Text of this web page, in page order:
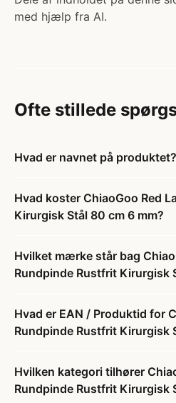
med hjælp fra AI.
Ofte stillede
Hvad er navnet på produktet?
Hvad koster ChiaoGoo Red
Kirurgisk Stål 80 cm 6 mm?
Hvilket mærke står bag
Rundpinde Rustfrit Kirurgisk
Hvad er EAN / Produktid for
Rundpinde Rustfrit Kirurgisk
Hvilken kategori tilhører
Rundpinde Rustfrit Kirurgisk